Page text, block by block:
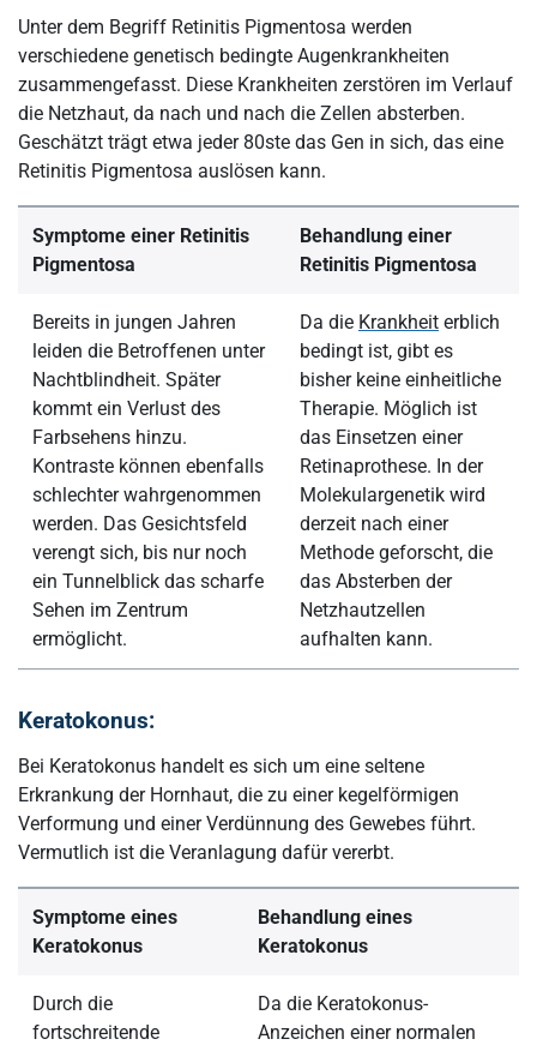
Unter dem Begriff Retinitis Pigmentosa werden
verschiedene genetisch bedingte Augenkrankheiten
zusammengefasst. Diese Krankheiten zerstören im Verlauf
die Netzhaut, da nach und nach die Zellen absterben.
Geschätzt trägt etwa jeder 80ste das Gen in sich, das eine
Retinitis Pigmentosa auslösen kann.
Symptome einer Retinitis
Pigmentosa
Behandlung einer
Retinitis Pigmentosa
Bereits in jungen Jahren
leiden die Betroffenen unter
Nachtblindheit. Später
kommt ein Verlust des
Farbsehens hinzu.
Kontraste können ebenfalls
schlechter wahrgenommen
werden. Das Gesichtsfeld
verengt sich, bis nur noch
ein Tunnelblick das scharfe
Sehen im Zentrum
ermöglicht.
Da die Krankheit erblich
bedingt ist, gibt es
bisher keine einheitliche
Therapie. Möglich ist
das Einsetzen einer
Retinaprothese. In der
Molekulargenetik wird
derzeit nach einer
Methode geforscht, die
das Absterben der
Netzhautzellen
aufhalten kann.
Keratokonus:
Bei Keratokonus handelt es sich um eine seltene
Erkrankung der Hornhaut, die zu einer kegelförmigen
Verformung und einer Verdünnung des Gewebes führt.
Vermutlich ist die Veranlagung dafür vererbt.
Symptome eines
Keratokonus
Behandlung eines
Keratokonus
Durch die
fortschreitende
Da die Keratokonus-
Anzeichen einer normalen